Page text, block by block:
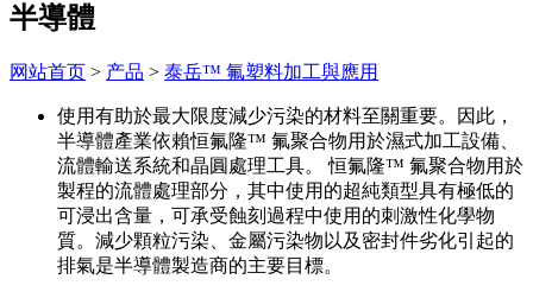
半導體
网站首页 > 产品 > 泰岳™ 氟塑料加工與應用
使用有助於最大限度減少污染的材料至關重要。因此，
半導體產業依賴恒氟隆™ 氟聚合物用於濕式加工設備、
流體輸送系統和晶圓處理工具。 恒氟隆™ 氟聚合物用於
製程的流體處理部分，其中使用的超純類型具有極低的
可浸出含量，可承受蝕刻過程中使用的刺激性化學物
質。減少顆粒污染、金屬污染物以及密封件劣化引起的
排氣是半導體製造商的主要目標。